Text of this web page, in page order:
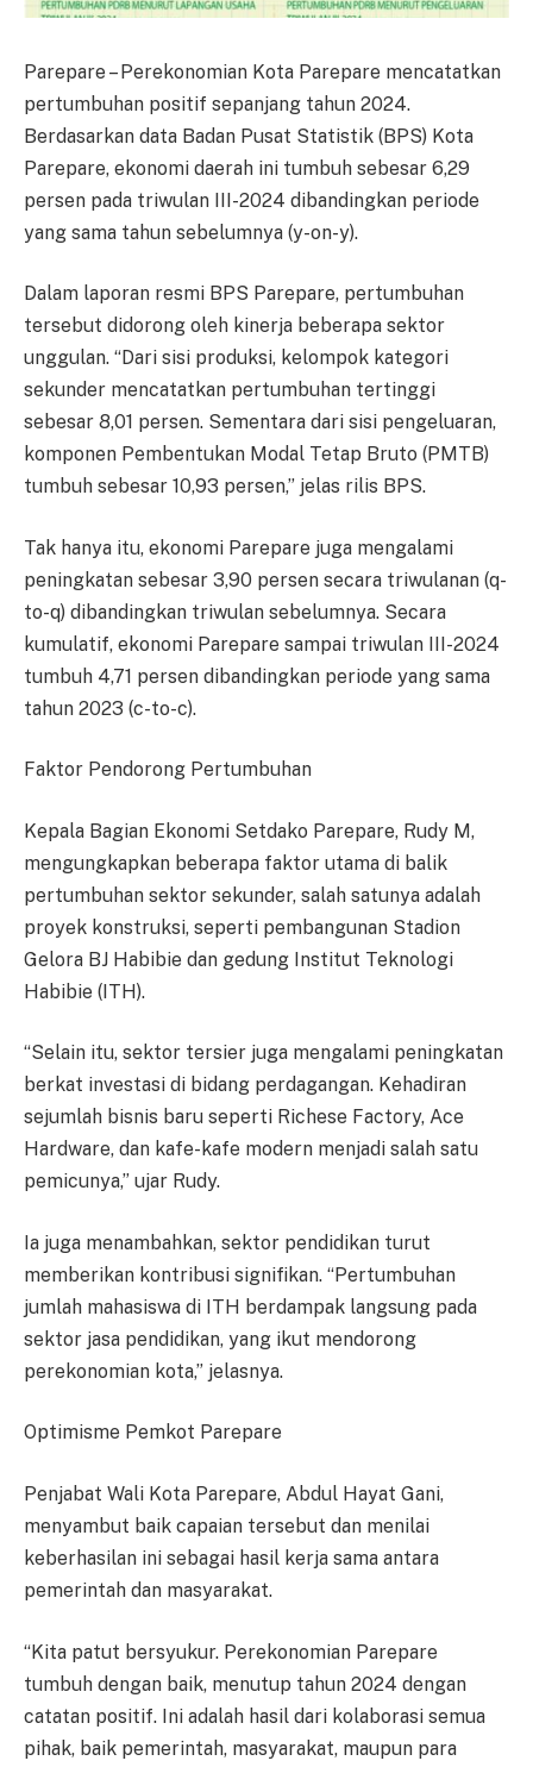
Parepare – Perekonomian Kota Parepare mencatatkan
pertumbuhan positif sepanjang tahun 2024.
Berdasarkan data Badan Pusat Statistik (BPS) Kota
Parepare, ekonomi daerah ini tumbuh sebesar 6,29
persen pada triwulan III-2024 dibandingkan periode
yang sama tahun sebelumnya (y-on-y).
Dalam laporan resmi BPS Parepare, pertumbuhan
tersebut didorong oleh kinerja beberapa sektor
unggulan. “Dari sisi produksi, kelompok kategori
sekunder mencatatkan pertumbuhan tertinggi
sebesar 8,01 persen. Sementara dari sisi pengeluaran,
komponen Pembentukan Modal Tetap Bruto (PMTB)
tumbuh sebesar 10,93 persen,” jelas rilis BPS.
Tak hanya itu, ekonomi Parepare juga mengalami
peningkatan sebesar 3,90 persen secara triwulanan (q-
to-q) dibandingkan triwulan sebelumnya. Secara
kumulatif, ekonomi Parepare sampai triwulan III-2024
tumbuh 4,71 persen dibandingkan periode yang sama
tahun 2023 (c-to-c).
Faktor Pendorong Pertumbuhan
Kepala Bagian Ekonomi Setdako Parepare, Rudy M,
mengungkapkan beberapa faktor utama di balik
pertumbuhan sektor sekunder, salah satunya adalah
proyek konstruksi, seperti pembangunan Stadion
Gelora BJ Habibie dan gedung Institut Teknologi
Habibie (ITH).
“Selain itu, sektor tersier juga mengalami peningkatan
berkat investasi di bidang perdagangan. Kehadiran
sejumlah bisnis baru seperti Richese Factory, Ace
Hardware, dan kafe-kafe modern menjadi salah satu
pemicunya,” ujar Rudy.
Ia juga menambahkan, sektor pendidikan turut
memberikan kontribusi signifikan. “Pertumbuhan
jumlah mahasiswa di ITH berdampak langsung pada
sektor jasa pendidikan, yang ikut mendorong
perekonomian kota,” jelasnya.
Optimisme Pemkot Parepare
Penjabat Wali Kota Parepare, Abdul Hayat Gani,
menyambut baik capaian tersebut dan menilai
keberhasilan ini sebagai hasil kerja sama antara
pemerintah dan masyarakat.
“Kita patut bersyukur. Perekonomian Parepare
tumbuh dengan baik, menutup tahun 2024 dengan
catatan positif. Ini adalah hasil dari kolaborasi semua
pihak, baik pemerintah, masyarakat, maupun para